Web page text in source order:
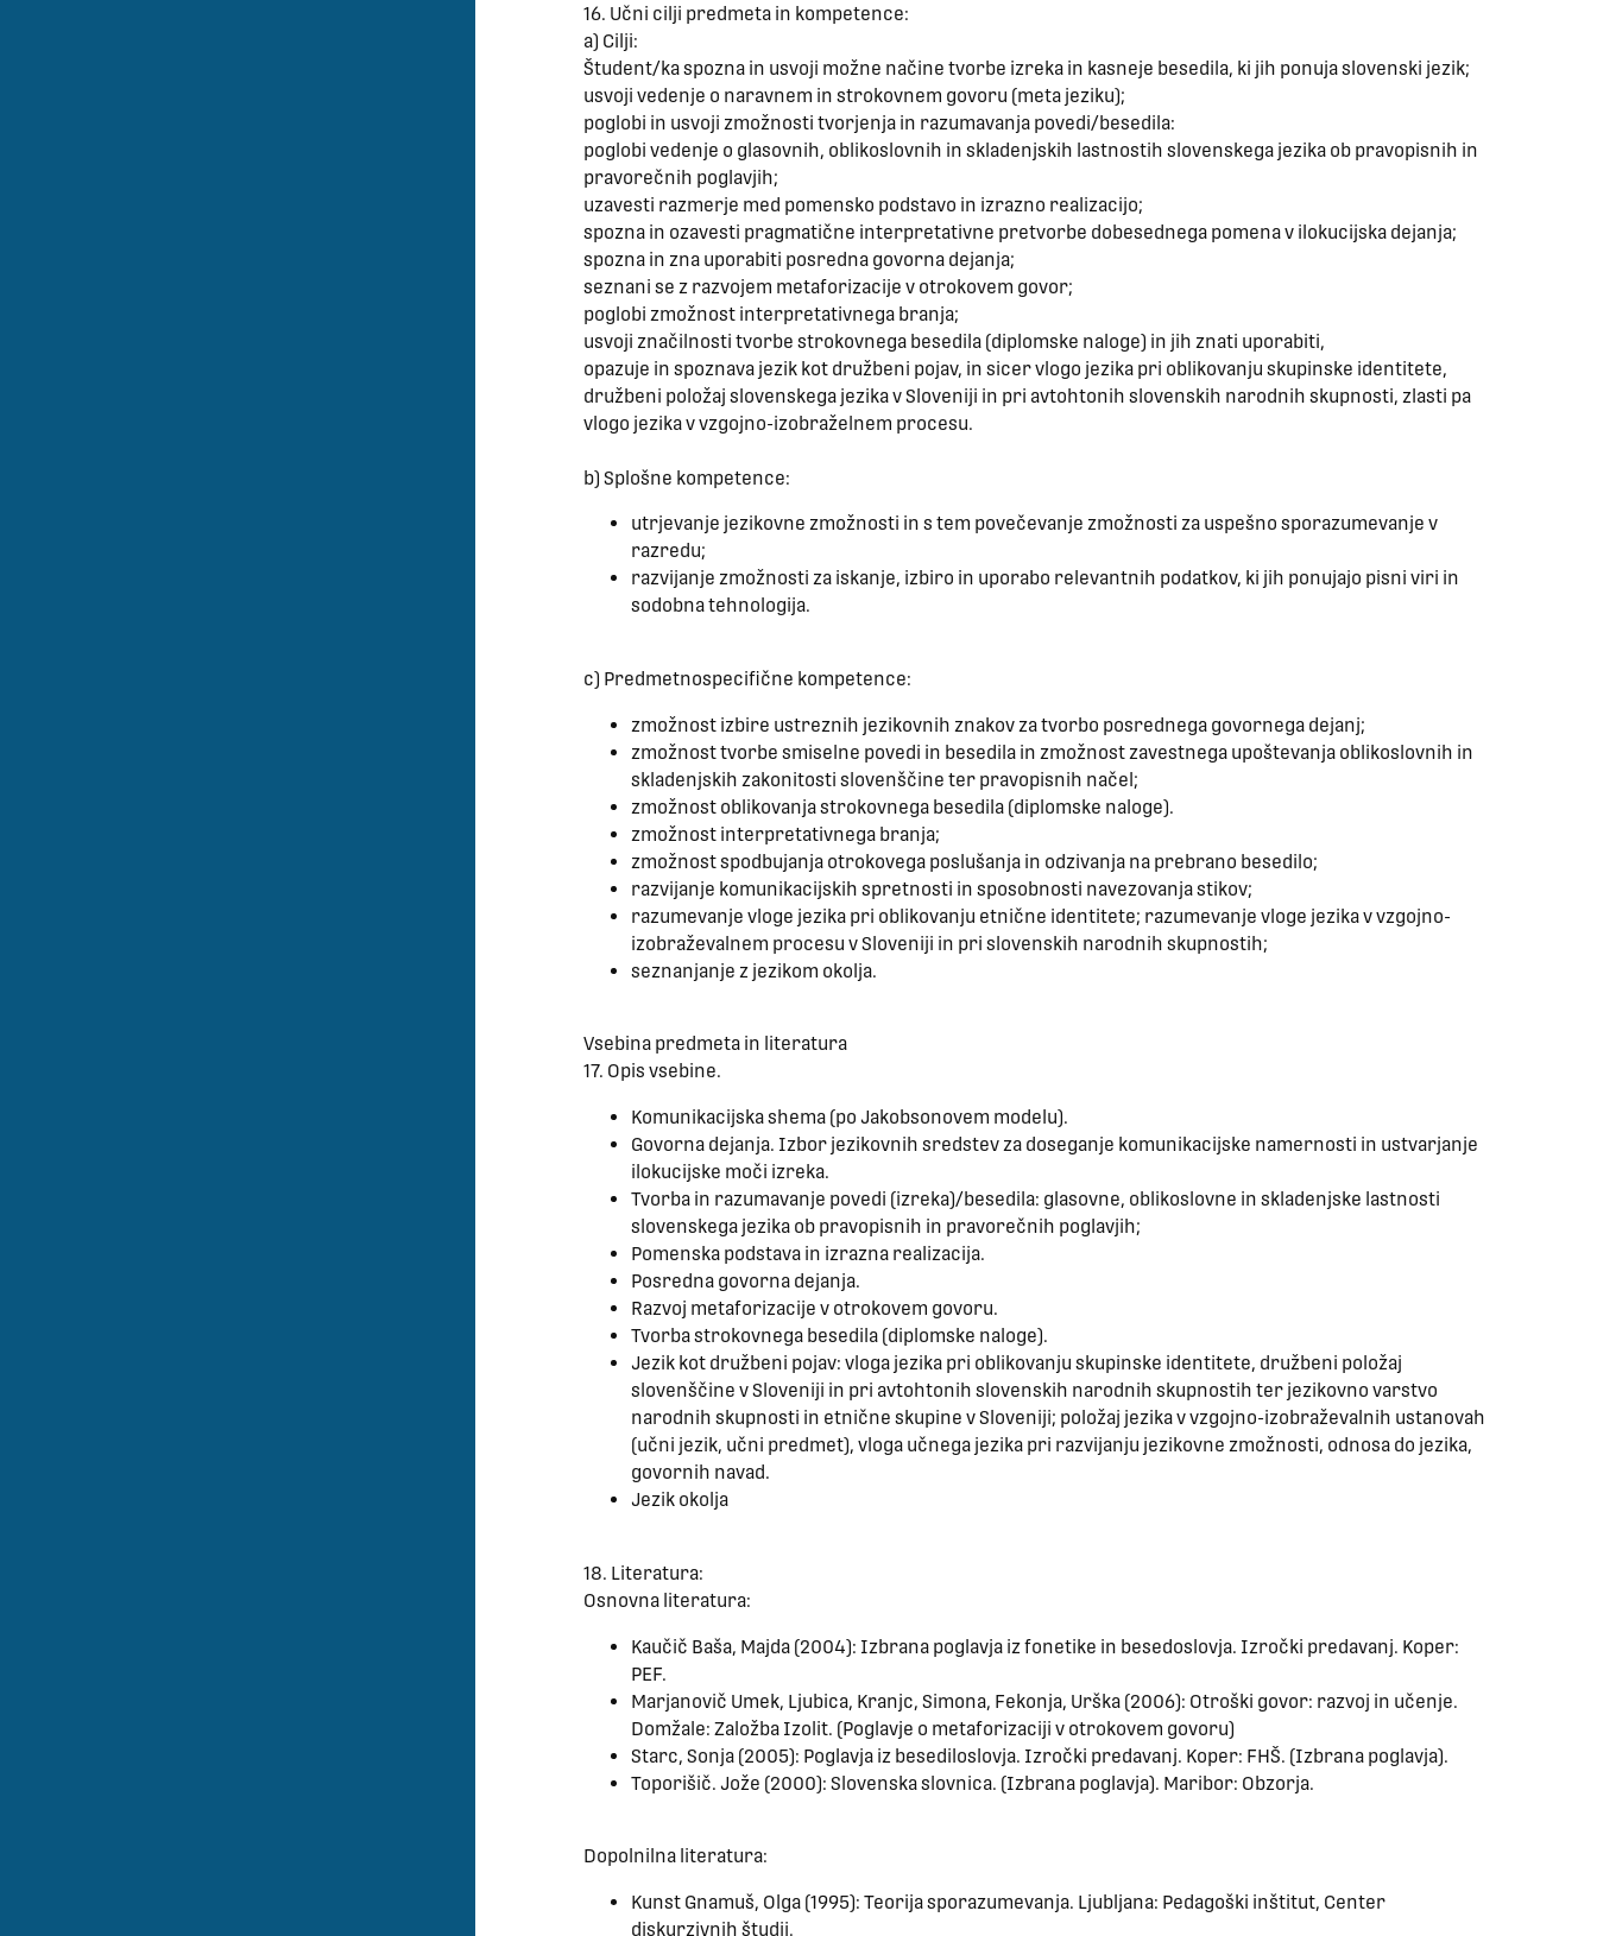
16. Učni cilji predmeta in kompetence:
a) Cilji:
Študent/ka spozna in usvoji možne načine tvorbe izreka in kasneje besedila, ki jih ponuja slovenski jezik;
usvoji vedenje o naravnem in strokovnem govoru (meta jeziku);
poglobi in usvoji zmožnosti tvorjenja in razumavanja povedi/besedila:
poglobi vedenje o glasovnih, oblikoslovnih in skladenjskih lastnostih slovenskega jezika ob pravopisnih in
pravorečnih poglavjih;
uzavesti razmerje med pomensko podstavo in izrazno realizacijo;
spozna in ozavesti pragmatične interpretativne pretvorbe dobesednega pomena v ilokucijska dejanja;
spozna in zna uporabiti posredna govorna dejanja;
seznani se z razvojem metaforizacije v otrokovem govor;
poglobi zmožnost interpretativnega branja;
usvoji značilnosti tvorbe strokovnega besedila (diplomske naloge) in jih znati uporabiti,
opazuje in spoznava jezik kot družbeni pojav, in sicer vlogo jezika pri oblikovanju skupinske identitete,
družbeni položaj slovenskega jezika v Sloveniji in pri avtohtonih slovenskih narodnih skupnosti, zlasti pa
vlogo jezika v vzgojno-izobraželnem procesu.
b) Splošne kompetence:
utrjevanje jezikovne zmožnosti in s tem povečevanje zmožnosti za uspešno sporazumevanje v
razredu;
razvijanje zmožnosti za iskanje, izbiro in uporabo relevantnih podatkov, ki jih ponujajo pisni viri in
sodobna tehnologija.
c) Predmetnospecifične kompetence:
zmožnost izbire ustreznih jezikovnih znakov za tvorbo posrednega govornega dejanj;
zmožnost tvorbe smiselne povedi in besedila in zmožnost zavestnega upoštevanja oblikoslovnih in
skladenjskih zakonitosti slovenščine ter pravopisnih načel;
zmožnost oblikovanja strokovnega besedila (diplomske naloge).
zmožnost interpretativnega branja;
zmožnost spodbujanja otrokovega poslušanja in odzivanja na prebrano besedilo;
razvijanje komunikacijskih spretnosti in sposobnosti navezovanja stikov;
razumevanje vloge jezika pri oblikovanju etnične identitete; razumevanje vloge jezika v vzgojno-
izobraževalnem procesu v Sloveniji in pri slovenskih narodnih skupnostih;
seznanjanje z jezikom okolja.
Vsebina predmeta in literatura
17. Opis vsebine.
Komunikacijska shema (po Jakobsonovem modelu).
Govorna dejanja. Izbor jezikovnih sredstev za doseganje komunikacijske namernosti in ustvarjanje
ilokucijske moči izreka.
Tvorba in razumavanje povedi (izreka)/besedila: glasovne, oblikoslovne in skladenjske lastnosti
slovenskega jezika ob pravopisnih in pravorečnih poglavjih;
Pomenska podstava in izrazna realizacija.
Posredna govorna dejanja.
Razvoj metaforizacije v otrokovem govoru.
Tvorba strokovnega besedila (diplomske naloge).
Jezik kot družbeni pojav: vloga jezika pri oblikovanju skupinske identitete, družbeni položaj
slovenščine v Sloveniji in pri avtohtonih slovenskih narodnih skupnostih ter jezikovno varstvo
narodnih skupnosti in etnične skupine v Sloveniji; položaj jezika v vzgojno-izobraževalnih ustanovah
(učni jezik, učni predmet), vloga učnega jezika pri razvijanju jezikovne zmožnosti, odnosa do jezika,
govornih navad.
Jezik okolja
18. Literatura:
Osnovna literatura:
Kaučič Baša, Majda (2004): Izbrana poglavja iz fonetike in besedoslovja. Izročki predavanj. Koper:
PEF.
Marjanovič Umek, Ljubica, Kranjc, Simona, Fekonja, Urška (2006): Otroški govor: razvoj in učenje.
Domžale: Založba Izolit. (Poglavje o metaforizaciji v otrokovem govoru)
Starc, Sonja (2005): Poglavja iz besediloslovja. Izročki predavanj. Koper: FHŠ. (Izbrana poglavja).
Toporišič. Jože (2000): Slovenska slovnica. (Izbrana poglavja). Maribor: Obzorja.
Dopolnilna literatura:
Kunst Gnamuš, Olga (1995): Teorija sporazumevanja. Ljubljana: Pedagoški inštitut, Center
diskurzivnih študij.